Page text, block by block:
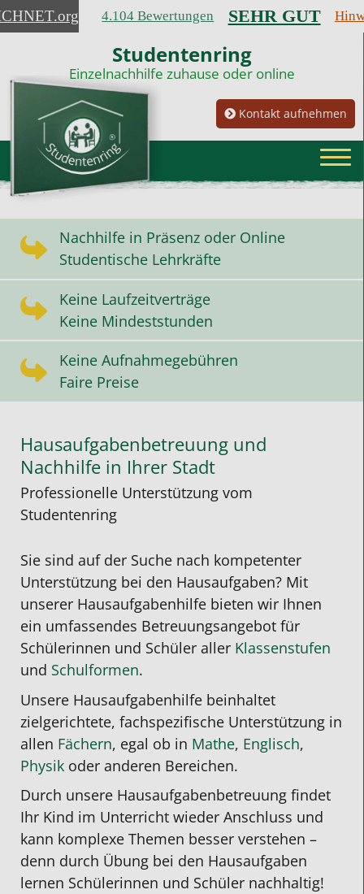
.org 4.104 Bewertungen SEHR GUT
Studentenring
Einzelnachhilfe zuhause oder online
Kontakt aufnehmen
Nachhilfe in Präsenz oder Online
Studentische Lehrkräfte
Keine Laufzeitverträge
Keine Mindeststunden
Keine Aufnahmegebühren
Faire Preise
Hausaufgabenbetreuung und
Nachhilfe in Ihrer Stadt
Professionelle Unterstützung vom
Studentenring
Sie sind auf der Suche nach kompetenter
Unterstützung bei den Hausaufgaben? Mit
unserer Hausaufgabenhilfe bieten wir Ihnen
ein umfassendes Betreuungsangebot für
Schülerinnen und Schüler aller Klassenstufen
und Schulformen.
Unsere Hausaufgabenhilfe beinhaltet
zielgerichtete, fachspezifische Unterstützung in
allen Fächern, egal ob in Mathe, Englisch,
Physik oder anderen Bereichen.
Durch unsere Hausaufgabenbetreuung findet
Ihr Kind im Unterricht wieder Anschluss und
kann komplexe Themen besser verstehen –
denn durch Übung bei den Hausaufgaben
lernen Schülerinnen und Schüler nachhaltig!